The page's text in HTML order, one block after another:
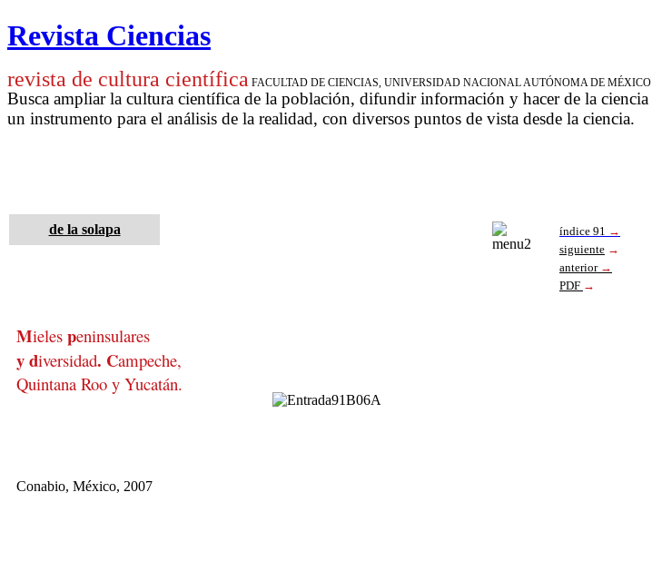
Revista Ciencias
revista de cultura científica FACULTAD DE CIENCIAS, UNIVERSIDAD NACIONAL AUTÓNOMA DE MÉXICO
Busca ampliar la cultura científica de la población, difundir información y hacer de la ciencia
un instrumento para el análisis de la realidad, con diversos puntos de vista desde la ciencia.
de la solapa índice 91 →
siguiente →
anterior →
PDF →
Mieles peninsulares
y diversidad. Campeche,
Quintana Roo y Yucatán.
Conabio, México, 2007